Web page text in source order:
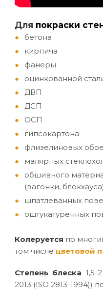
Для покраски
бетона
кирпича
фанеры
оцинкованной
ДВП
ДСП
ОСП
гипсокартона
флизелиновых
малярных
обшивного
(вагонки, блокхауса)
шпатлёванных
оштукатуренных
Колеруется по
том числе цветовой
Степень блеска 1,5-
2013 (ISO 2813-1994))